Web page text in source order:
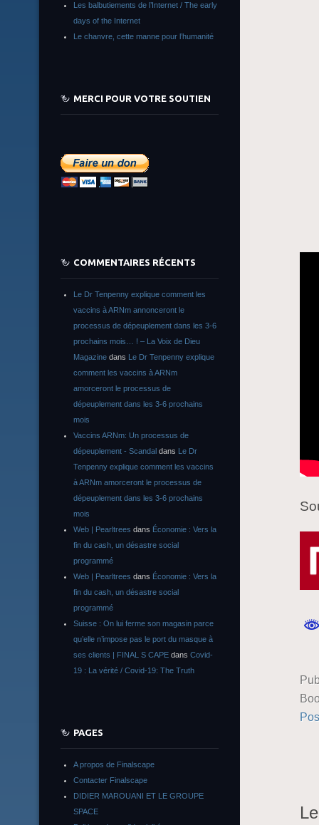
Les balbutiements de l’Internet / The early
days of the Internet
Le chanvre, cette manne pour l’humanité
MERCI POUR VOTRE SOUTIEN
COMMENTAIRES RÉCENTS
Le Dr Tenpenny explique comment les
vaccins à ARNm annonceront le
processus de dépeuplement dans les 3-6
prochains mois… ! – La Voix de Dieu
Magazine dans Le Dr Tenpenny explique
comment les vaccins à ARNm
amorceront le processus de
dépeuplement dans les 3-6 prochains
mois
Vaccins ARNm: Un processus de
dépeuplement - Scandal dans Le Dr
Tenpenny explique comment les vaccins
à ARNm amorceront le processus de
dépeuplement dans les 3-6 prochains
mois
Web | Pearltrees dans Économie : Vers la
fin du cash, un désastre social
programmé
Web | Pearltrees dans Économie : Vers la
fin du cash, un désastre social
programmé
Suisse : On lui ferme son magasin parce
qu’elle n’impose pas le port du masque à
ses clients | FINAL S CAPE dans Covid-
19 : La vérité / Covid-19: The Truth
PAGES
A propos de Finalscape
Contacter Finalscape
DIDIER MAROUANI ET LE GROUPE
SPACE